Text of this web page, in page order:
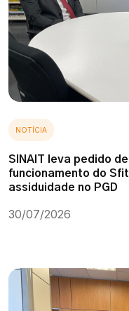
NOTÍCIA
SINAIT leva pedido
funcionamento do
assiduidade no PGD
30/07/2026